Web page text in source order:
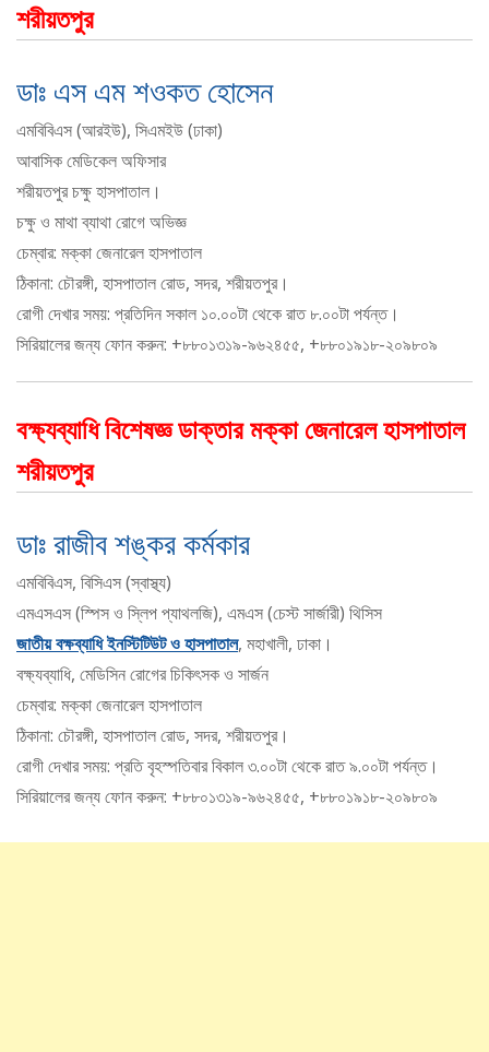
শরীয়তপুর
ডাঃ এস এম শওকত হোসেন
এমবিবিএস (আরইউ), সিএমইউ (ঢাকা)
আবাসিক মেডিকেল অফিসার
শরীয়তপুর চক্ষু হাসপাতাল।
চক্ষু ও মাথা ব্যাথা রোগে অভিজ্ঞ
চেম্বার: মক্কা জেনারেল হাসপাতাল
ঠিকানা: চৌরঙ্গী, হাসপাতাল রোড, সদর, শরীয়তপুর।
রোগী দেখার সময়: প্রতিদিন সকাল ১০.০০টা থেকে রাত ৮.০০টা পর্যন্ত।
সিরিয়ালের জন্য ফোন করুন: +৮৮০১৩১৯-৯৬২৪৫৫, +৮৮০১৯১৮-২০৯৮০৯
বক্ষ্যব্যাধি বিশেষজ্ঞ ডাক্তার মক্কা জেনারেল হাসপাতাল
শরীয়তপুর
ডাঃ রাজীব শঙ্কর কর্মকার
এমবিবিএস, বিসিএস (স্বাস্থ্য)
এমএসএস (স্পিস ও স্লিপ প্যাথলজি), এমএস (চেস্ট সার্জারী) থিসিস
জাতীয় বক্ষব্যাধি ইনস্টিটিউট ও হাসপাতাল, মহাখালী, ঢাকা।
বক্ষ্যব্যাধি, মেডিসিন রোগের চিকিৎসক ও সার্জন
চেম্বার: মক্কা জেনারেল হাসপাতাল
ঠিকানা: চৌরঙ্গী, হাসপাতাল রোড, সদর, শরীয়তপুর।
রোগী দেখার সময়: প্রতি বৃহস্পতিবার বিকাল ৩.০০টা থেকে রাত ৯.০০টা পর্যন্ত।
সিরিয়ালের জন্য ফোন করুন: +৮৮০১৩১৯-৯৬২৪৫৫, +৮৮০১৯১৮-২০৯৮০৯